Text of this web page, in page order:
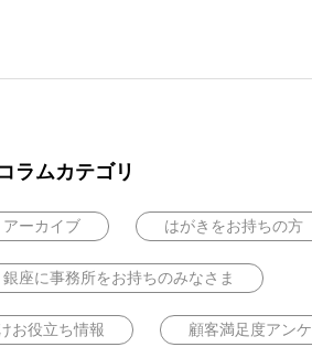
ラムカテゴリ
アーカイブ はがきをお持ちの方
銀座に事務所をお持ちのみなさま
お役立ち情報 顧客満足度アン